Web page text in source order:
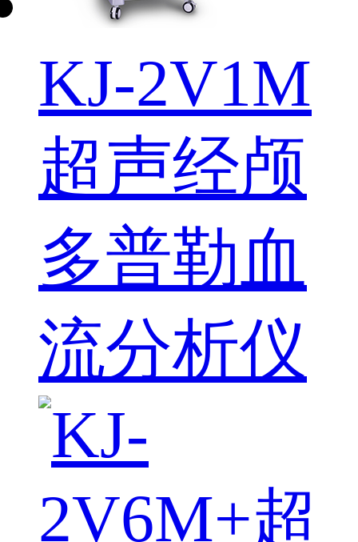
KJ-2V1M
超声经颅
多普勒血
流分析仪